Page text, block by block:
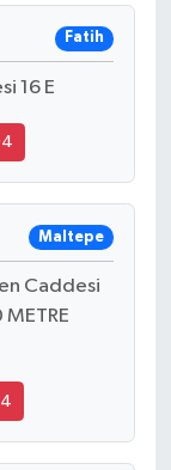
Fatih
16 E
Maltepe
Caddesi
METRE